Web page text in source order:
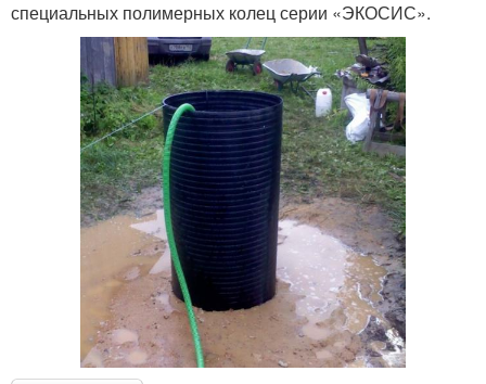
специальных полимерных колец серии «ЭКОСИС».